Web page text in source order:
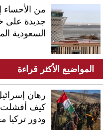
من الأحساء
جديدة على
السعودية
المواضيع الأكثر قراءة
رهان
كيف أفشلت
ودور